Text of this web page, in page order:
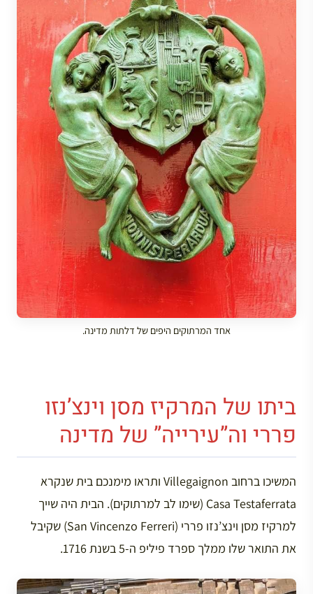
אחד המרתוקים היפים של דלתות מדינה.
ביתו של המרקיז מסן וינצ’נזו
פררי וה”עירייה” של מדינה
המשיכו ברחוב Villegaignon ותראו מימנכם בית שנקרא
Casa Testaferrata (שימו לב למרתוקים). הבית היה שייך
למרקיז מסן וינצ’נזו פררי (San Vincenzo Ferreri) שקיבל
את התואר שלו ממלך ספרד פיליפ ה-5 בשנת 1716.